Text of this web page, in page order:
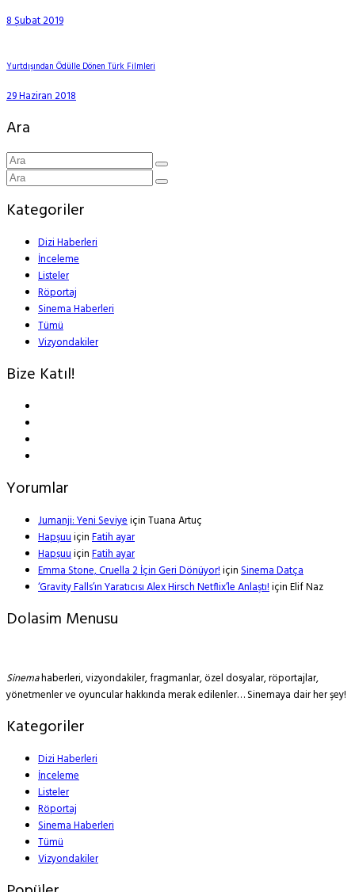
8 Şubat 2019
Yurtdışından Ödülle Dönen Türk Filmleri
29 Haziran 2018
Ara
Kategoriler
Dizi Haberleri
İnceleme
Listeler
Röportaj
Sinema Haberleri
Tümü
Vizyondakiler
Bize Katıl!
Yorumlar
Jumanji: Yeni SeviyeiçinTuana Artuç
HapşuuiçinFatih ayar
HapşuuiçinFatih ayar
Emma Stone, Cruella 2 İçin Geri Dönüyor!içinSinema Datça
‘Gravity Falls’ın Yaratıcısı Alex Hirsch Netflix’le Anlaştı!içinElif Naz
Dolasim Menusu
Sinemahaberleri, vizyondakiler, fragmanlar, özel dosyalar, röportajlar,
yönetmenler ve oyuncular hakkında merak edilenler… Sinemaya dair her şey!
Kategoriler
Dizi Haberleri
İnceleme
Listeler
Röportaj
Sinema Haberleri
Tümü
Vizyondakiler